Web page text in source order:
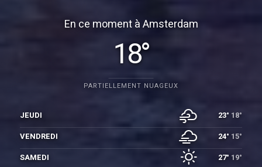
En ce moment à Amsterdam
18°
PARTIELLEMENT NUAGEUX
JEUDI 23° 18°
VENDREDI
24° 15°
SAMEDI
27° 19°